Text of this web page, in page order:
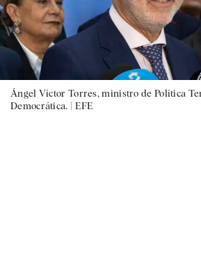
Ángel Víctor Torres, ministro de Política
Democrática. | EFE